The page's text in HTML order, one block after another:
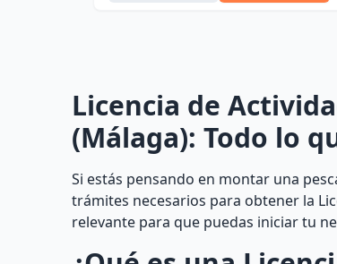
Licencia de
(Málaga): Todo lo
Si estás pensando en montar una
trámites necesarios para obtener la
relevante para que puedas iniciar tu